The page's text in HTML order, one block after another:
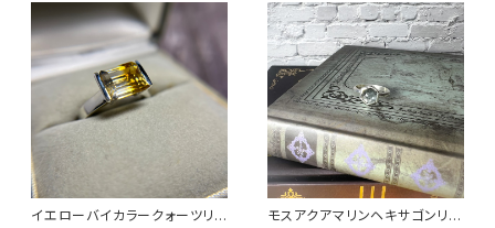
イエローバイカラークォーツリン
モスアクアマリンヘキサゴンリン